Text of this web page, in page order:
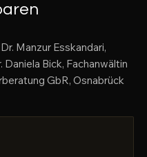
Manzur Esskandari,
Bick, Fachanwältin
GbR, Osnabrück